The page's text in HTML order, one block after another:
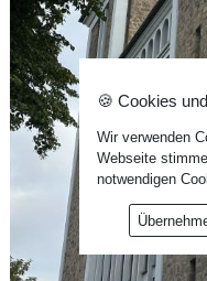
🍪 Cookies
Wir verwenden
Webseite
notwendigen